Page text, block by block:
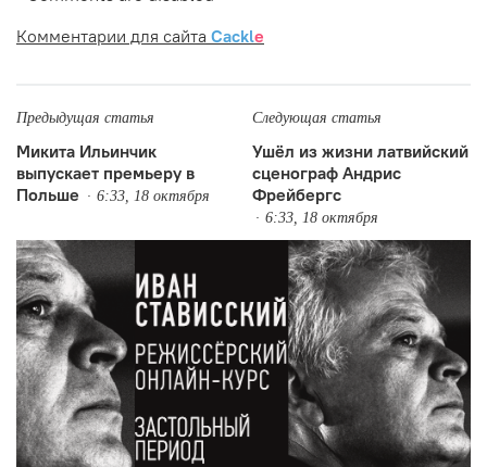
Комментарии для сайта Cackle
Предыдущая статья
Микита Ильинчик
выпускает премьеру в
Польше
6:33, 18 октября
Следующая статья
Ушёл из жизни латвийский
сценограф Андрис
Фрейбергс
6:33, 18 октября